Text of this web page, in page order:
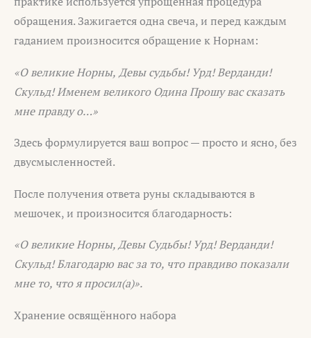
обращения. Зажигается одна свеча, и перед каждым
гаданием произносится обращение к Норнам:
«О великие Норны, Девы судьбы! Урд! Верданди!
Скульд!Именем великого ОдинаПрошу вас сказать
мне правду о…»
Здесь формулируется ваш вопрос — просто и ясно, без
двусмысленностей.
После получения ответа руны складываются в
мешочек, и произносится благодарность:
«О великие Норны, Девы Судьбы! Урд! Верданди!
Скульд!Благодарю вас за то, что правдиво показали
мне то, что я просил(а)».
Хранение освящённого набора